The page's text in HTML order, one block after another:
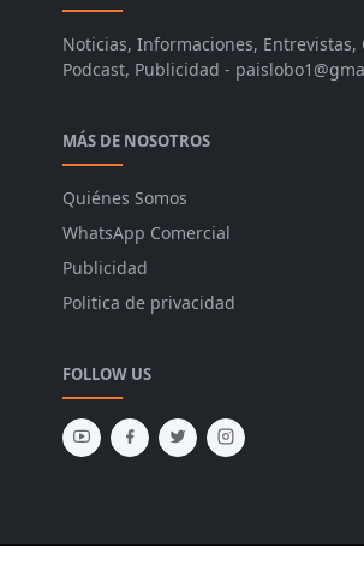
Noticias, Informaciones, Entrevistas,
Podcast, Publicidad -
MÁS DE NOSOTROS
Quiénes Somos
WhatsApp Comercial
Publicidad
Politica de privacidad
FOLLOW US